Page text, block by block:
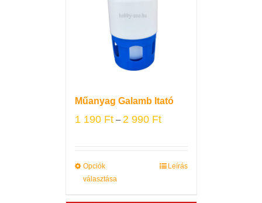
Műanyag Galamb Itató
1 190 Ft– 2 990 Ft
Opciók
választása
Leírás